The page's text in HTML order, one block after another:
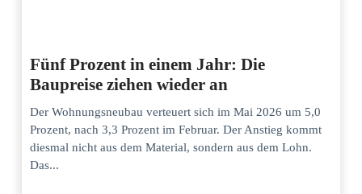
Fünf Prozent in einem Jahr: Die
Baupreise ziehen wieder an
Der Wohnungsneubau verteuert sich im Mai 2026 um 5,0
Prozent, nach 3,3 Prozent im Februar. Der Anstieg kommt
diesmal nicht aus dem Material, sondern aus dem Lohn.
Das...